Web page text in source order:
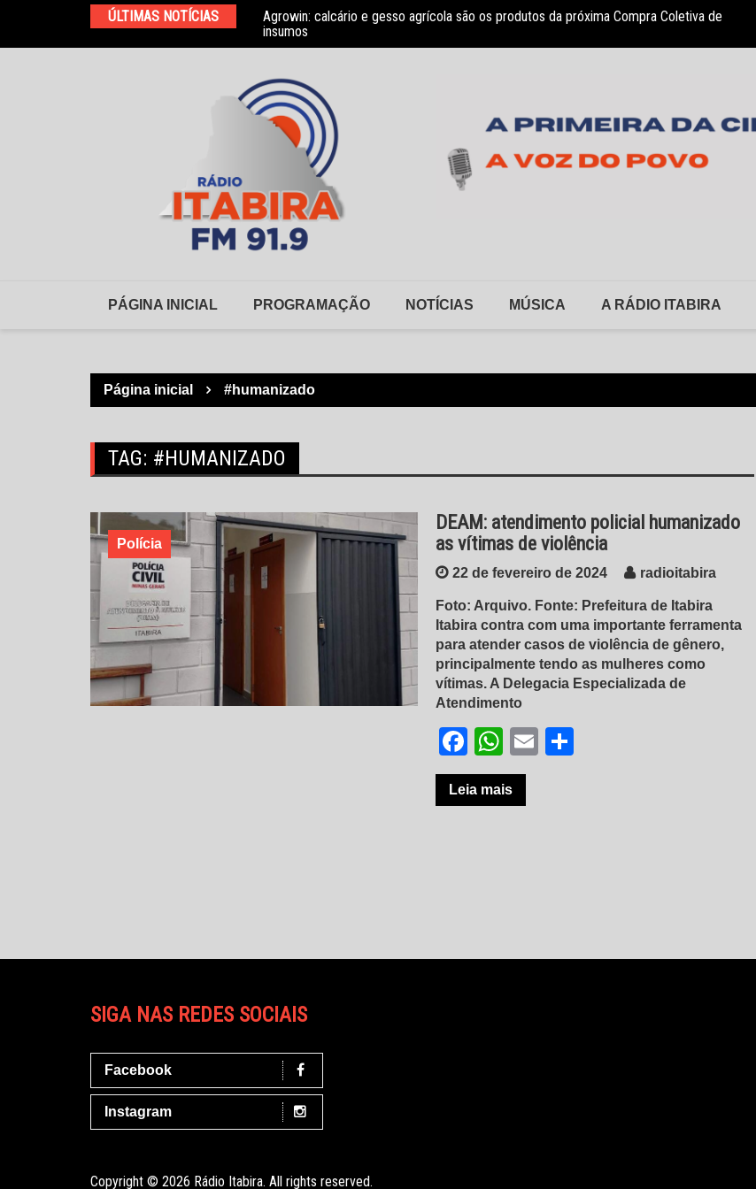
o
ÚLTIMAS NOTÍCIAS
Municipal de Habitação
Agrowin: calcário e gesso agrícola são os produtos da próxima Compra Coletiva de
insumos
PÁGINA INICIAL PROGRAMAÇÃO NOTÍCIAS MÚSICA A RÁDIO ITABIRA
Página inicial #humanizado
TAG: #HUMANIZADO
Polícia
DEAM: atendimento policial humanizado
as vítimas de violência
22 de fevereiro de 2024 radioitabira
Foto: Arquivo. Fonte: Prefeitura de Itabira
Itabira contra com uma importante ferramenta
para atender casos de violência de gênero,
principalmente tendo as mulheres como
vítimas. A Delegacia Especializada de
Atendimento
Facebook
WhatsApp
Email
Leia mais
SIGA NAS REDES SOCIAIS
Facebook
Instagram
Copyright © 2026 Rádio Itabira. All rights reserved.